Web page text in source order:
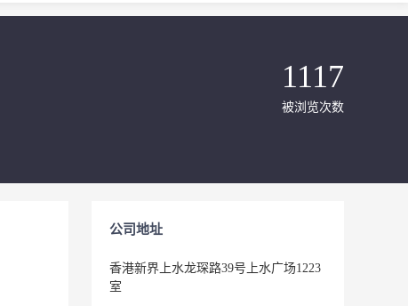
1117
被浏览次数
公司地址
香港新界上水龙琛路39号上水广场1223
室